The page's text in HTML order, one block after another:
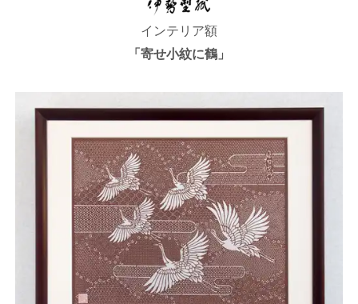
インテリア額
「寄せ小紋に鶴」